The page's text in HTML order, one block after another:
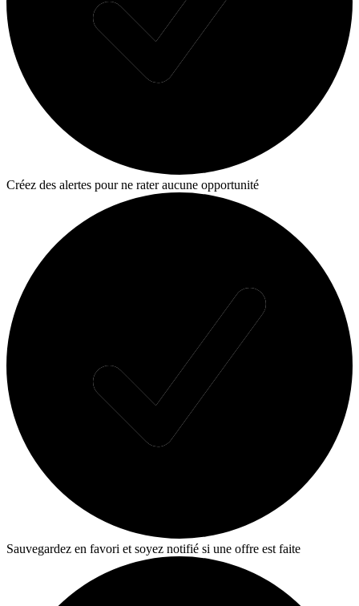
Créez des alertes pour ne rater aucune opportunité
Sauvegardez en favori et soyez notifié si une offre est faite